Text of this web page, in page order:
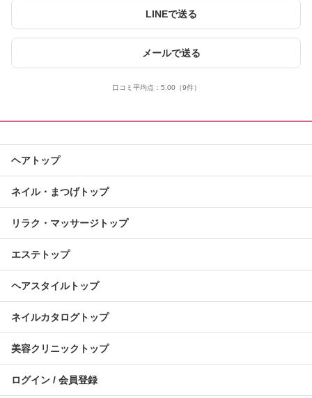
LINEで送る
メールで送る
口コミ平均点： 5.00 （9件）
ヘアトップ
ネイル・まつげトップ
リラク・マッサージトップ
エステトップ
ヘアスタイルトップ
ネイルカタログトップ
美容クリニックトップ
ログイン / 会員登録